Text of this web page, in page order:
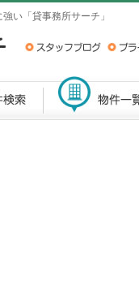
い「貸事務所サーチ」